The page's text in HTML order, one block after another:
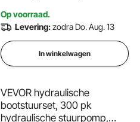
Op voorraad.
Levering:zodra Do. Aug. 13
In winkelwagen
VEVOR hydraulische
bootstuurset, 300 pk
hydraulische stuurpomp,